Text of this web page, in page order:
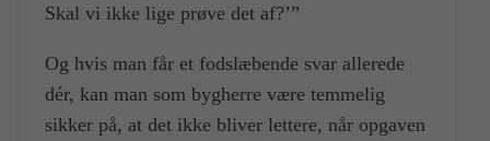
Skal vi ikke lige prøve det af?’”
Og hvis man får et fodslæbende svar allerede
dér, kan man som bygherre være temmelig
sikker på, at det ikke bliver lettere, når opgaven